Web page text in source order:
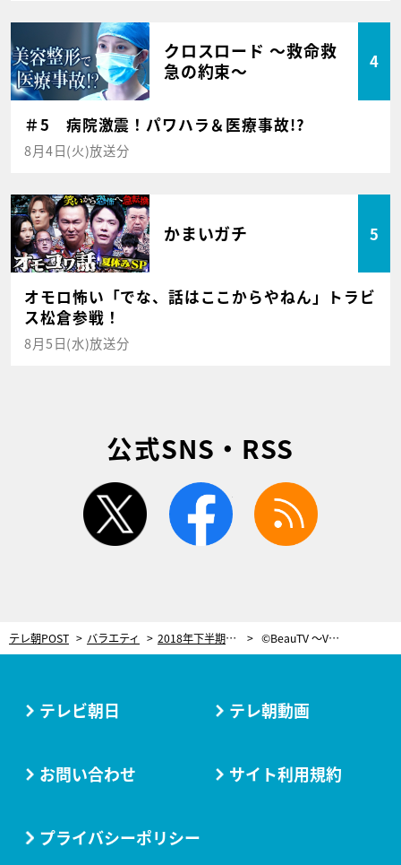
クロスロード ～救命救
急の約束～
4
＃5 病院激震！パワハラ＆医療事故!?
8月4日(火)放送分
かまいガチ 5
オモロ怖い「でな、話はここからやねん」トラビ
ス松倉参戦！
8月5日(水)放送分
公式SNS・RSS
twitter facebook
テレ朝POST バラエティ 2018年下半期VOCEベストコスメ特集！プロが選ぶ“どれをとっても理想的”なファンデ ©BeauTV ～VOCE
テレビ朝日 テレ朝動画
お問い合わせ サイト利用規約
プライバシーポリシー